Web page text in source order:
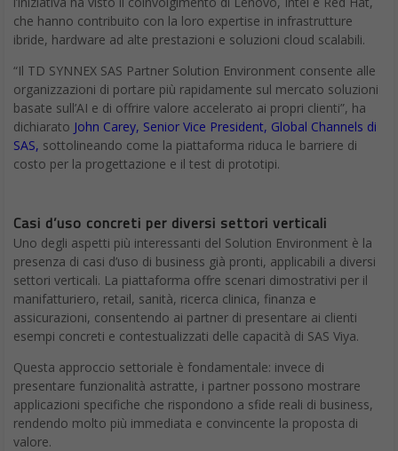
che hanno contribuito con la loro expertise in infrastrutture
ibride, hardware ad alte prestazioni e soluzioni cloud scalabili.
“Il TD SYNNEX SAS Partner Solution Environment consente alle
organizzazioni di portare più rapidamente sul mercato soluzioni
basate sull’AI e di offrire valore accelerato ai propri clienti”, ha
dichiarato John Carey, Senior Vice President, Global Channels di
SAS, sottolineando come la piattaforma riduca le barriere di
costo per la progettazione e il test di prototipi.
Casi d’uso concreti per diversi settori verticali
Uno degli aspetti più interessanti del Solution Environment è la
presenza di casi d’uso di business già pronti, applicabili a diversi
settori verticali. La piattaforma offre scenari dimostrativi per il
manifatturiero, retail, sanità, ricerca clinica, finanza e
assicurazioni, consentendo ai partner di presentare ai clienti
esempi concreti e contestualizzati delle capacità di SAS Viya.
Questa approccio settoriale è fondamentale: invece di
presentare funzionalità astratte, i partner possono mostrare
applicazioni specifiche che rispondono a sfide reali di business,
rendendo molto più immediata e convincente la proposta di
valore.